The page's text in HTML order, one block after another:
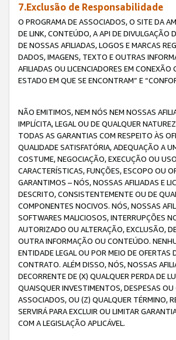
7.Exclusão de Responsabilidade
O PROGRAMA DE ASSOCIADOS, O SITE DA
DE LINK, CONTEÚDO, A API DE DIVULGAÇÃO
DE NOSSAS AFILIADAS, LOGOS E MARCAS
DADOS, IMAGENS, TEXTO E OUTRAS
AFILIADAS OU LICENCIADORES EM
ESTADO EM QUE SE ENCONTRAM” E
NÃO EMITIMOS, NEM NÓS NEM NOSSAS
IMPLÍCITA, LEGAL OU DE QUALQUER
TODAS AS GARANTIAS COM RESPEITO ÀS
QUALIDADE SATISFATÓRIA, ADEQUAÇÃO A
COSTUME, NEGOCIAÇÃO, EXECUÇÃO OU
CARACTERÍSTICAS, FUNÇÕES, ESCOPO OU
GARANTIMOS – NÓS, NOSSAS AFILIADAS E
DESCRITO, CONSISTENTEMENTE OU DE
COMPONENTES NOCIVOS. NÓS, NOSSAS
SOFTWARES MALICIOSOS, INTERRUPÇÕES
AUTORIZADO OU ALTERAÇÃO, EXCLUSÃO,
OUTRA INFORMAÇÃO OU CONTEÚDO.
ENTIDADE LEGAL OU POR MEIO DE
CONTRATO. ALÉM DISSO, NÓS, NOSSAS
DECORRENTE DE (X) QUALQUER PERDA DE
QUAISQUER INVESTIMENTOS, DESPESAS
ASSOCIADOS, OU (Z) QUALQUER TÉRMINO,
SERVIRÁ PARA EXCLUIR OU LIMITAR
COM A LEGISLAÇÃO APLICÁVEL.